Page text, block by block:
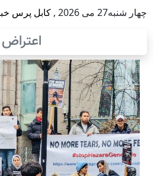
چهار شنبه27 می 2026 , کابل پرس
اعتراض